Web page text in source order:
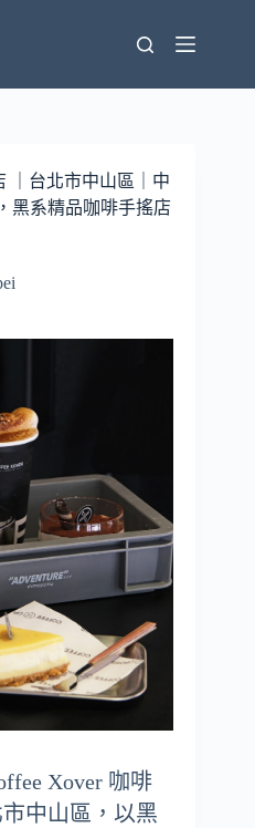
｜台北市中山區｜中
黑系精品咖啡手搖店
Xover 咖啡
中山區，以黑